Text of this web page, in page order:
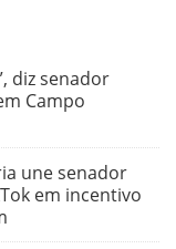
diz senador
Campo
une senador
em incentivo